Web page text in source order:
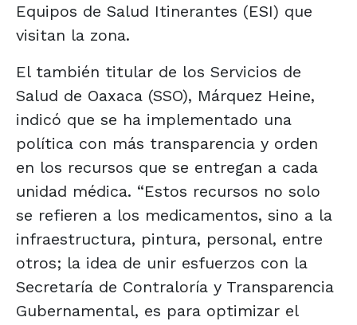
Equipos de Salud Itinerantes (ESI) que
visitan la zona.
El también titular de los Servicios de
Salud de Oaxaca (SSO), Márquez Heine,
indicó que se ha implementado una
política con más transparencia y orden
en los recursos que se entregan a cada
unidad médica. “Estos recursos no solo
se refieren a los medicamentos, sino a la
infraestructura, pintura, personal, entre
otros; la idea de unir esfuerzos con la
Secretaría de Contraloría y Transparencia
Gubernamental, es para optimizar el